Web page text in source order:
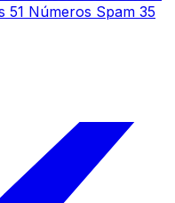
51 Números Spam 35